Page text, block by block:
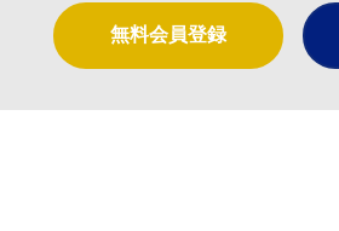
無料会員登録